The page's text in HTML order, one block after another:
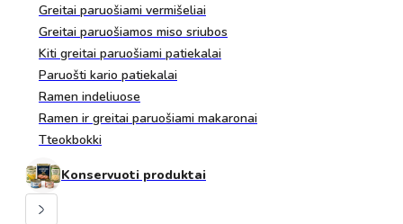
Greitai paruošiami vermišeliai
Greitai paruošiamos miso sriubos
Kiti greitai paruošiami patiekalai
Paruošti kario patiekalai
Ramen indeliuose
Ramen ir greitai paruošiami makaronai
Tteokbokki
Konservuoti produktai